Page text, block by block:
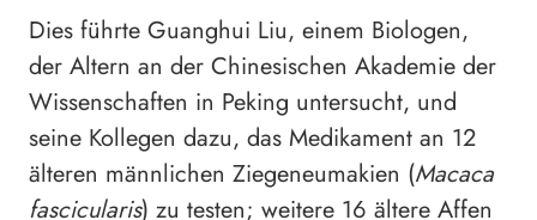
Dies führte Guanghui Liu, einem Biologen,
der Altern an der Chinesischen Akademie der
Wissenschaften in Peking untersucht, und
seine Kollegen dazu, das Medikament an 12
älteren männlichen Ziegeneumakien (Macaca
fascicularis) zu testen; weitere 16 ältere Affen